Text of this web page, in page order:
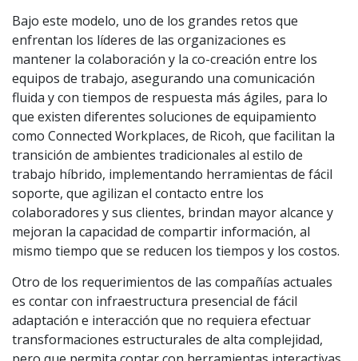
Bajo este modelo, uno de los grandes retos que
enfrentan los líderes de las organizaciones es
mantener la colaboración y la co-creación entre los
equipos de trabajo, asegurando una comunicación
fluida y con tiempos de respuesta más ágiles, para lo
que existen diferentes soluciones de equipamiento
como Connected Workplaces, de Ricoh, que facilitan la
transición de ambientes tradicionales al estilo de
trabajo híbrido, implementando herramientas de fácil
soporte, que agilizan el contacto entre los
colaboradores y sus clientes, brindan mayor alcance y
mejoran la capacidad de compartir información, al
mismo tiempo que se reducen los tiempos y los costos.
Otro de los requerimientos de las compañías actuales
es contar con infraestructura presencial de fácil
adaptación e interacción que no requiera efectuar
transformaciones estructurales de alta complejidad,